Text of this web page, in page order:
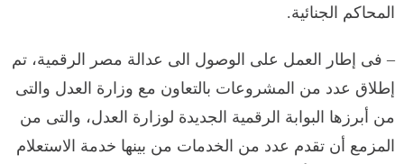
المحاكم الجنائية.
– فى إطار العمل على الوصول الى عدالة مصر الرقمية، تم
إطلاق عدد من المشروعات بالتعاون مع وزارة العدل والتى
من أبرزها البوابة الرقمية الجديدة لوزارة العدل، والتى من
المزمع أن تقدم عدد من الخدمات من بينها خدمة الاستعلام